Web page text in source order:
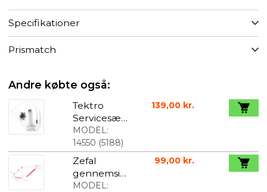
Specifikationer
Prismatch
Andre købte også:
Tektro
Servicesæt
til
skivebrems
er
MODEL:
14550 (5188)
139,00 kr.
Zefal
gennemsigt
igt
MODEL:
99,00 kr.